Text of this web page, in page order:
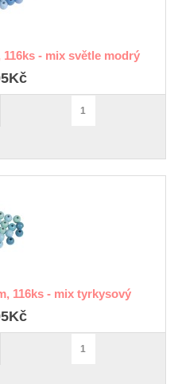
- mix světle modrý
116ks - mix tyrkysový